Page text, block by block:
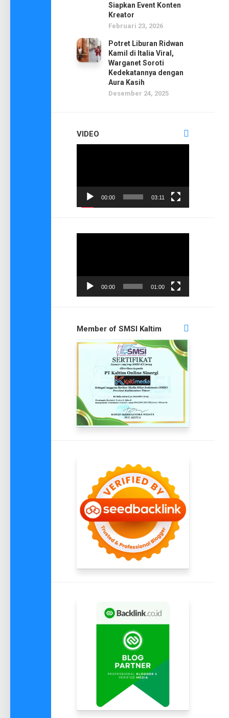
Siapkan Event Konten
Kreator
Februari 23, 2026
Potret Liburan Ridwan
Kamil di Italia Viral,
Warganet Soroti
Kedekatannya dengan
Aura Kasih
Desember 24, 2025
VIDEO
00:00 03:11
00:00 01:00
Member of SMSI Kaltim